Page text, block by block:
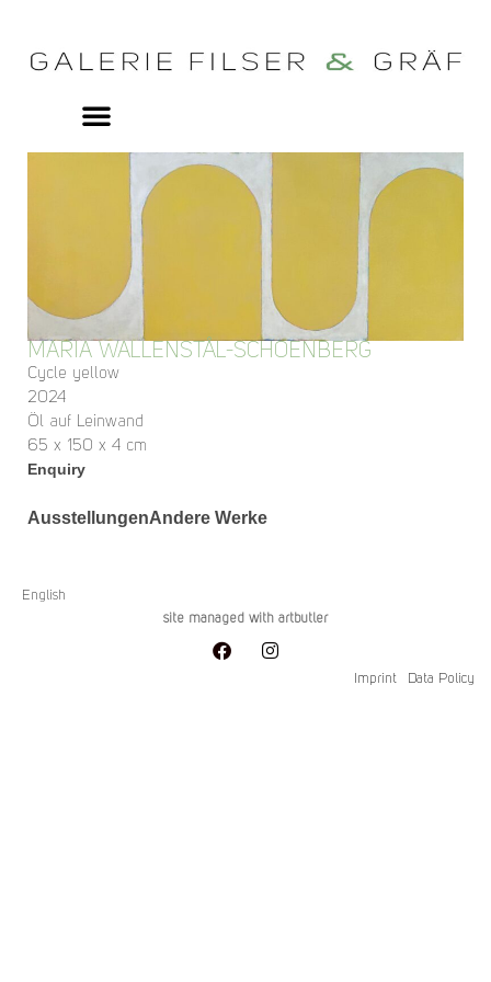
MARIA WALLENSTÅL-SCHOENBERG
Cycle yellow
2024
Öl auf Leinwand
65 x 150 x 4 cm
Enquiry
AusstellungenAndere Werke
English
site managed with artbutler
Imprint Data Policy